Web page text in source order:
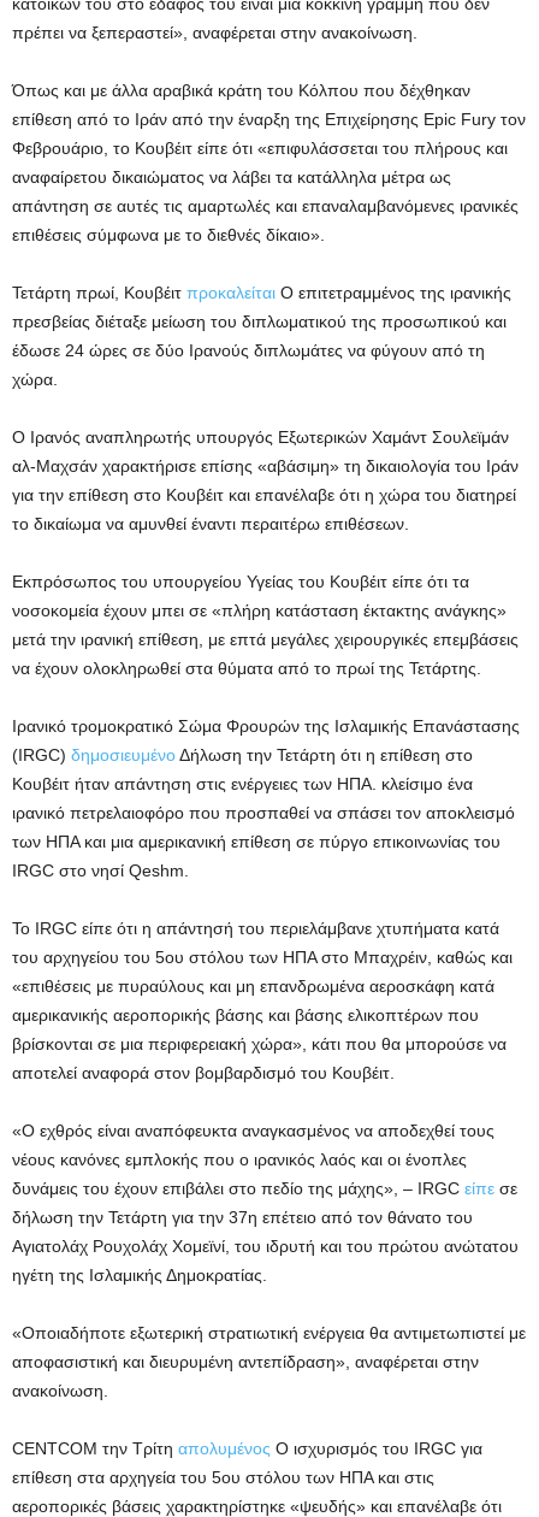
πρέπει να ξεπεραστεί», αναφέρεται στην ανακοίνωση.
Όπως και με άλλα αραβικά κράτη του Κόλπου που δέχθηκαν
επίθεση από το Ιράν από την έναρξη της Επιχείρησης Epic Fury τον
Φεβρουάριο, το Κουβέιτ είπε ότι «επιφυλάσσεται του πλήρους και
αναφαίρετου δικαιώματος να λάβει τα κατάλληλα μέτρα ως
απάντηση σε αυτές τις αμαρτωλές και επαναλαμβανόμενες ιρανικές
επιθέσεις σύμφωνα με το διεθνές δίκαιο».
Τετάρτη πρωί, Κουβέιτ προκαλείται Ο επιτετραμμένος της ιρανικής
πρεσβείας διέταξε μείωση του διπλωματικού της προσωπικού και
έδωσε 24 ώρες σε δύο Ιρανούς διπλωμάτες να φύγουν από τη
χώρα.
Ο Ιρανός αναπληρωτής υπουργός Εξωτερικών Χαμάντ Σουλεϊμάν
αλ-Μαχσάν χαρακτήρισε επίσης «αβάσιμη» τη δικαιολογία του Ιράν
για την επίθεση στο Κουβέιτ και επανέλαβε ότι η χώρα του διατηρεί
το δικαίωμα να αμυνθεί έναντι περαιτέρω επιθέσεων.
Εκπρόσωπος του υπουργείου Υγείας του Κουβέιτ είπε ότι τα
νοσοκομεία έχουν μπει σε «πλήρη κατάσταση έκτακτης ανάγκης»
μετά την ιρανική επίθεση, με επτά μεγάλες χειρουργικές επεμβάσεις
να έχουν ολοκληρωθεί στα θύματα από το πρωί της Τετάρτης.
Ιρανικό τρομοκρατικό Σώμα Φρουρών της Ισλαμικής Επανάστασης
(IRGC) δημοσιευμένοΔήλωση την Τετάρτη ότι η επίθεση στο
Κουβέιτ ήταν απάντηση στις ενέργειες των ΗΠΑ. κλείσιμο ένα
ιρανικό πετρελαιοφόρο που προσπαθεί να σπάσει τον αποκλεισμό
των ΗΠΑ και μια αμερικανική επίθεση σε πύργο επικοινωνίας του
IRGC στο νησί Qeshm.
Το IRGC είπε ότι η απάντησή του περιελάμβανε χτυπήματα κατά
του αρχηγείου του 5ου στόλου των ΗΠΑ στο Μπαχρέιν, καθώς και
«επιθέσεις με πυραύλους και μη επανδρωμένα αεροσκάφη κατά
αμερικανικής αεροπορικής βάσης και βάσης ελικοπτέρων που
βρίσκονται σε μια περιφερειακή χώρα», κάτι που θα μπορούσε να
αποτελεί αναφορά στον βομβαρδισμό του Κουβέιτ.
«Ο εχθρός είναι αναπόφευκτα αναγκασμένος να αποδεχθεί τους
νέους κανόνες εμπλοκής που ο ιρανικός λαός και οι ένοπλες
δυνάμεις του έχουν επιβάλει στο πεδίο της μάχης», – IRGC είπε σε
δήλωση την Τετάρτη για την 37η επέτειο από τον θάνατο του
Αγιατολάχ Ρουχολάχ Χομεϊνί, του ιδρυτή και του πρώτου ανώτατου
ηγέτη της Ισλαμικής Δημοκρατίας.
«Οποιαδήποτε εξωτερική στρατιωτική ενέργεια θα αντιμετωπιστεί με
αποφασιστική και διευρυμένη αντεπίδραση», αναφέρεται στην
ανακοίνωση.
CENTCOM την Τρίτη απολυμένος Ο ισχυρισμός του IRGC για
επίθεση στα αρχηγεία του 5ου στόλου των ΗΠΑ και στις
αεροπορικές βάσεις χαρακτηρίστηκε «ψευδής» και επανέλαβε ότι